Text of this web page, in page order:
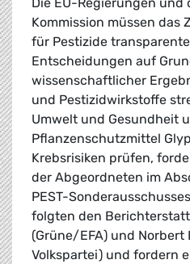
Kommission müssen das
für Pestizide
Entscheidungen auf
wissenschaftlicher
und Pestizidwirkstoffe
Umwelt und Gesundheit
Pflanzenschutzmittel
Krebsrisiken prüfen,
der Abgeordneten im
PEST-
folgten den
(Grüne/EFA) und Norbert
Volkspartei) und fordern